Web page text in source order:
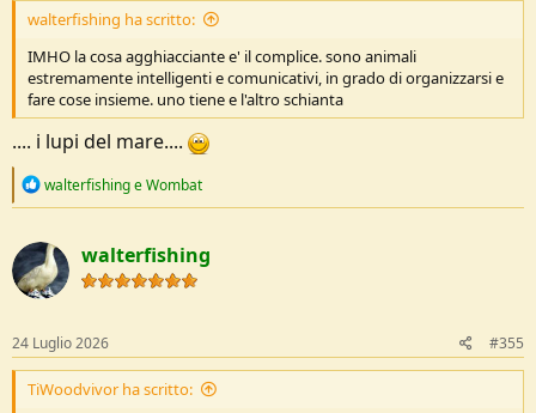
walterfishing ha scritto:
IMHO la cosa agghiacciante e' il complice. sono animali
estremamente intelligenti e comunicativi, in grado di organizzarsi e
fare cose insieme. uno tiene e l'altro schianta
.... i lupi del mare....
R
c
t
i
o
s
:
walterfishingeWombat
walterfishing
24 Luglio 2026 #355
TiWoodvivor ha scritto: